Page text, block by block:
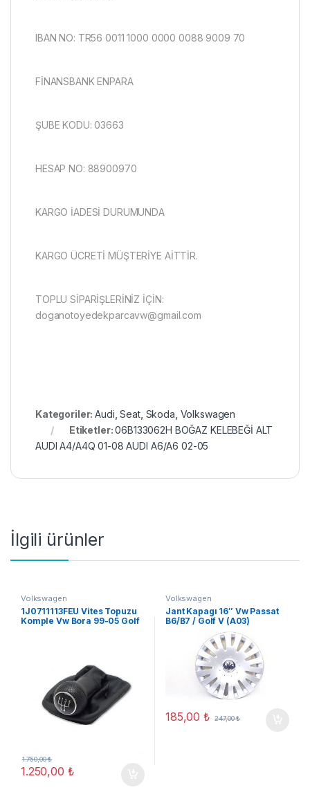
IBAN NO: TR56 0011 1000 0000 0088 9009 70
FİNANSBANK ENPARA
ŞUBE KODU: 03663
HESAP NO: 88900970
KARGO İADESİ DURUMUNDA
KARGO ÜCRETİ MÜŞTERİYE AİTTİR.
TOPLU SİPARİŞLERİNİZ İÇİN:
doganotoyedekparcavw@gmail.com
Kategoriler:Audi ,Seat, Skoda Volkswagen
Etiketler:06B133062H BOĞAZ KELEBEĞİ ALT
AUDI A4/A4Q 01-08 AUDI A6/A6 02-05
İlgili ürünler
Volkswagen
1J0711113FEU Vites Topuzu
Komple Vw Bora 99-05 Golf
1.250,00 ₺
1.750,00₺
Volkswagen
Jant Kapagı 16″ Vw Passat
B6/B7 / Golf V (A03)
185,00₺ 247,00₺